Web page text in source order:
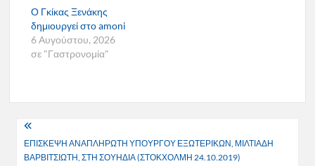
Ο Γκίκας Ξενάκης
δημιουργεί στο amoni
6 Αυγούστου, 2026
σε "Γαστρονομία"
Πλοήγηση
άρθρων
ΕΠΙΣΚΕΨΗ ΑΝΑΠΛΗΡΩΤΗ ΥΠΟΥΡΓΟΥ ΕΞΩΤΕΡΙΚΩΝ, ΜΙΛΤΙΑΔΗ
ΒΑΡΒΙΤΣΙΩΤΗ, ΣΤΗ ΣΟΥΗΔΙΑ (ΣΤΟΚΧΟΛΜΗ 24.10.2019)